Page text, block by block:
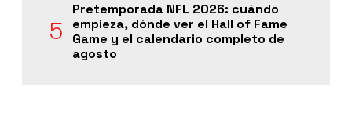
Pretemporada NFL 2026: cuándo
empieza, dónde ver el Hall of Fame
Game y el calendario completo de
agosto